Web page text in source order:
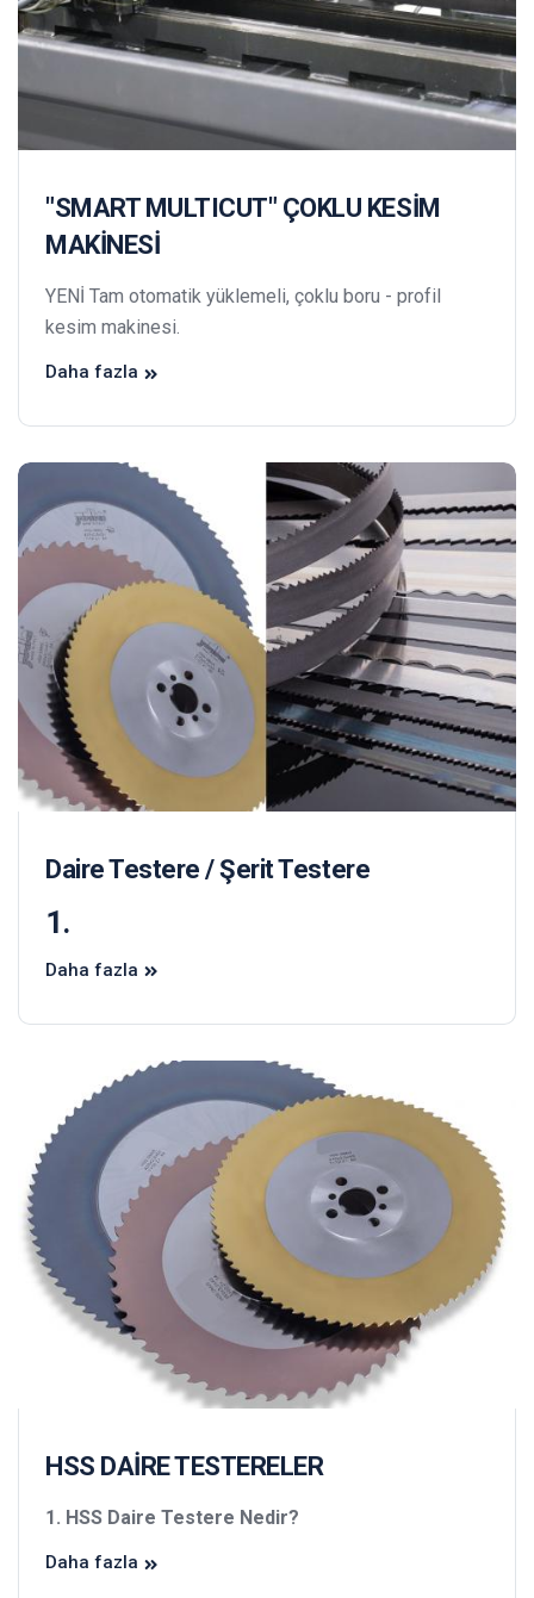
"SMART MULTICUT" ÇOKLU KESİM
MAKİNESİ
YENİ Tam otomatik yüklemeli, çoklu boru - profil
kesim makinesi.
Daha fazla
Daire Testere / Şerit Testere
1.
Daha fazla
HSS DAİRE TESTERELER
1. HSS Daire Testere Nedir?
Daha fazla